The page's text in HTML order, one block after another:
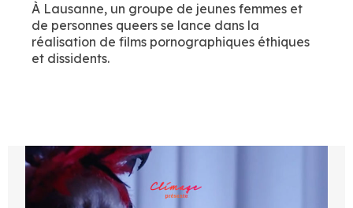
À Lausanne, un groupe de jeunes femmes et
de personnes queers se lance dans la
réalisation de films pornographiques éthiques
et dissidents.